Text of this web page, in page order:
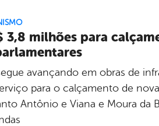
3,8 milhões para
avançando em obras de
para o calçamento de
Antônio e Viana e Moura da